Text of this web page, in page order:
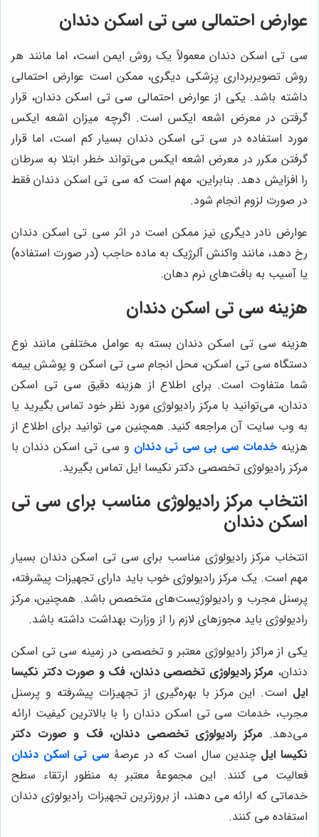
عوارض احتمالی سی تی اسکن دندان
سی تی اسکن دندان معمولاً یک روش ایمن است، اما مانند هر
روش تصویربرداری پزشکی دیگری، ممکن است عوارض احتمالی
داشته باشد. یکی از عوارض احتمالی سی تی اسکن دندان، قرار
گرفتن در معرض اشعه ایکس است. اگرچه میزان اشعه ایکس
مورد استفاده در سی تی اسکن دندان بسیار کم است، اما قرار
گرفتن مکرر در معرض اشعه ایکس می‌تواند خطر ابتلا به سرطان
را افزایش دهد. بنابراین، مهم است که سی تی اسکن دندان فقط
در صورت لزوم انجام شود.
عوارض نادر دیگری نیز ممکن است در اثر سی تی اسکن دندان
رخ دهد، مانند واکنش آلرژیک به ماده حاجب (در صورت استفاده)
یا آسیب به بافت‌های نرم دهان.
هزینه سی تی اسکن دندان
هزینه سی تی اسکن دندان بسته به عوامل مختلفی مانند نوع
دستگاه سی تی اسکن، محل انجام سی تی اسکن و پوشش بیمه
شما متفاوت است. برای اطلاع از هزینه دقیق سی تی اسکن
دندان، می‌توانید با مرکز رادیولوژی مورد نظر خود تماس بگیرید یا
به وب سایت آن مراجعه کنید. همچنین می توانید برای اطلاع از
هزینه خدمات سی بی سی تی دندان و سی تی اسکن دندان با
مرکز رادیولوژی تخصصی دکتر نکیسا ایل تماس بگیرید.
انتخاب مرکز رادیولوژی مناسب برای سی تی
اسکن دندان
انتخاب مرکز رادیولوژی مناسب برای سی تی اسکن دندان بسیار
مهم است. یک مرکز رادیولوژی خوب باید دارای تجهیزات پیشرفته،
پرسنل مجرب و رادیولوژیست‌های متخصص باشد. همچنین، مرکز
رادیولوژی باید مجوزهای لازم را از وزارت بهداشت داشته باشد.
یکی از مراکز رادیولوژی معتبر و تخصصی در زمینه سی تی اسکن
دندان، مرکز رادیولوژی تخصصی دندان، فک و صورت دکتر نکیسا
ایل است. این مرکز با بهره‌گیری از تجهیزات پیشرفته و پرسنل
مجرب، خدمات سی تی اسکن دندان را با بالاترین کیفیت ارائه
می‌دهد. مرکز رادیولوژی تخصصی دندان، فک و صورت دکتر
نکیسا ایل چندین سال است که در عرصۀ سی تی اسکن دندان
فعالیت می کنند. این مجموعۀ معتبر به منظور ارتقاء سطح
خدماتی که ارائه می دهند، از بروزترین تجهیزات رادیولوژی دندان
استفاده می کنند.